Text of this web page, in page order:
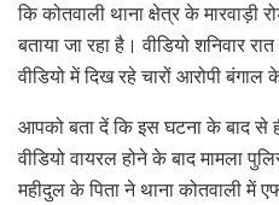
कि कोतवाली थाना क्षेत्र के मारवाड़ी
बताया जा रहा है। वीडियो शनिवार
वीडियो में दिख रहे चारों आरोपी बंगाल
आपको बता दें कि इस घटना के बाद से
वीडियो वायरल होने के बाद मामला
महीदुल के पिता ने थाना कोतवाली में